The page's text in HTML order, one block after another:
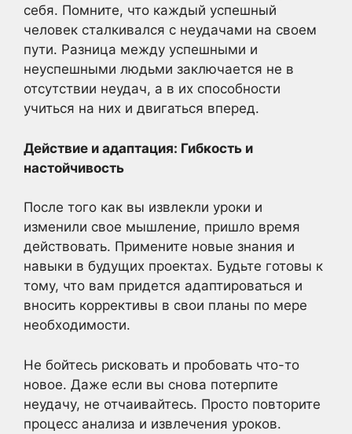
себя. Помните, что каждый успешный
человек сталкивался с неудачами на своем
пути. Разница между успешными и
неуспешными людьми заключается не в
отсутствии неудач, а в их способности
учиться на них и двигаться вперед.
Действие и адаптация: Гибкость и
настойчивость
После того как вы извлекли уроки и
изменили свое мышление, пришло время
действовать. Примените новые знания и
навыки в будущих проектах. Будьте готовы к
тому, что вам придется адаптироваться и
вносить коррективы в свои планы по мере
необходимости.
Не бойтесь рисковать и пробовать что-то
новое. Даже если вы снова потерпите
неудачу, не отчаивайтесь. Просто повторите
процесс анализа и извлечения уроков.